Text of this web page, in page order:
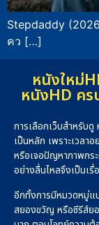
Stepdaddy
คว […]
หนังใหม่
หนังHD คร
การเลือกเว็บสำหรับ
เป็นหลัก เพราะเวลา
หรือเจอปัญหาภาพกร
อย่างลื่นไหลจึงเป็นเรื่
อีกทั้งการมีหมวดหมู่แ
สยองขวัญ หรือซีรีส์ย